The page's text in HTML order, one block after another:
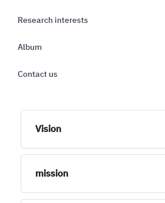
Research interests
Album
Contact us
Vision
mission